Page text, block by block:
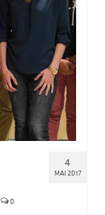
4
MAI 2017
0